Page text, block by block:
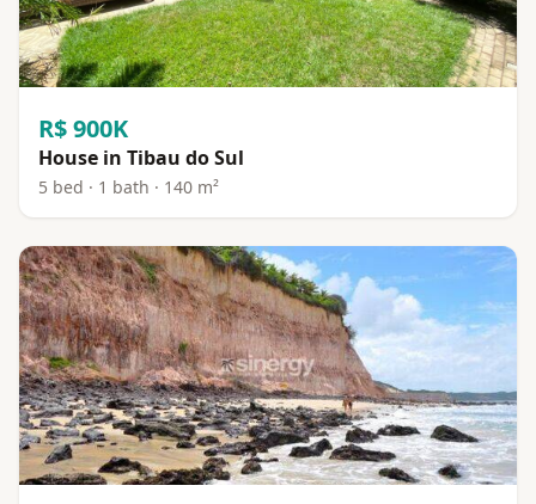
R$ 900K
House in Tibau do Sul
5 bed · 1 bath · 140 m²